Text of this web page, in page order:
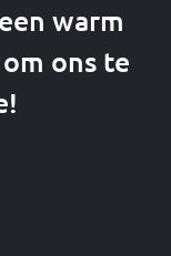
warm
ons te